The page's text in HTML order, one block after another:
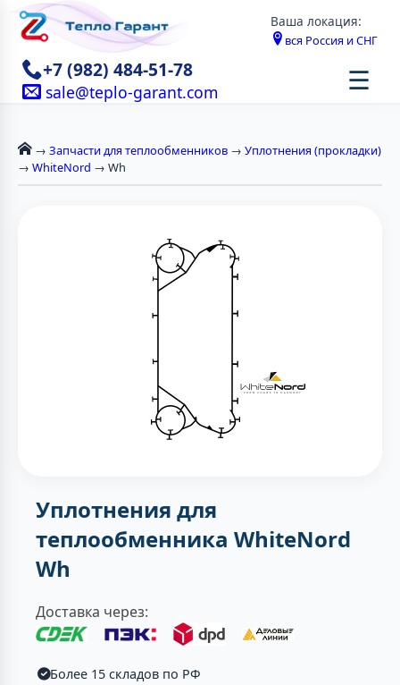
Ваша локация:
вся Россия и СНГ
+7 (982) 484-51-78
sale@teplo-garant.com ☰
→ Запчасти для теплообменников → Уплотнения (прокладки)
→ WhiteNord → Wh
Уплотнения для
теплообменника WhiteNord
Wh
Доставка через:
Более 15 складов по РФ